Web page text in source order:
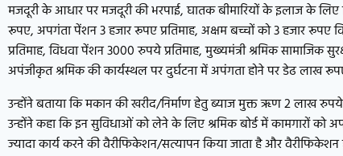
मजदूरी के आधार पर मजदूरी की भरपाई, घातक बीमारियों के इलाज के
रूपए, अपगंता पेंशन 3 हजार रूपए प्रतिमाह, अक्षम बच्चों को 3 हजार रूपए
प्रतिमाह, विधवा पेंशन 3000 रुपये प्रतिमाह, मुख्यमंत्री श्रमिक
अपंजीकृत श्रमिक की कार्यस्थल पर दुर्घटना में अपंगता होने पर डेढ लाख
उन्होंने बताया कि मकान की खरीद/निर्माण हेतु ब्याज मुक्त ऋण 2 लाख
उन्होंने कहा कि इन सुविधाओं को लेने के लिए श्रमिक बोर्ड में कामगारों
ज्यादा कार्य करने की वैरीफिकेशन/सत्यापन किया जाता है और वैरीफिकेशन